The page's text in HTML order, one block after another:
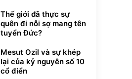
Thế giới đã thực sự
quên đi nỗi sợ mang tên
tuyển Đức?
Mesut Ozil và sự khép
lại của kỷ nguyên số 10
cổ điển